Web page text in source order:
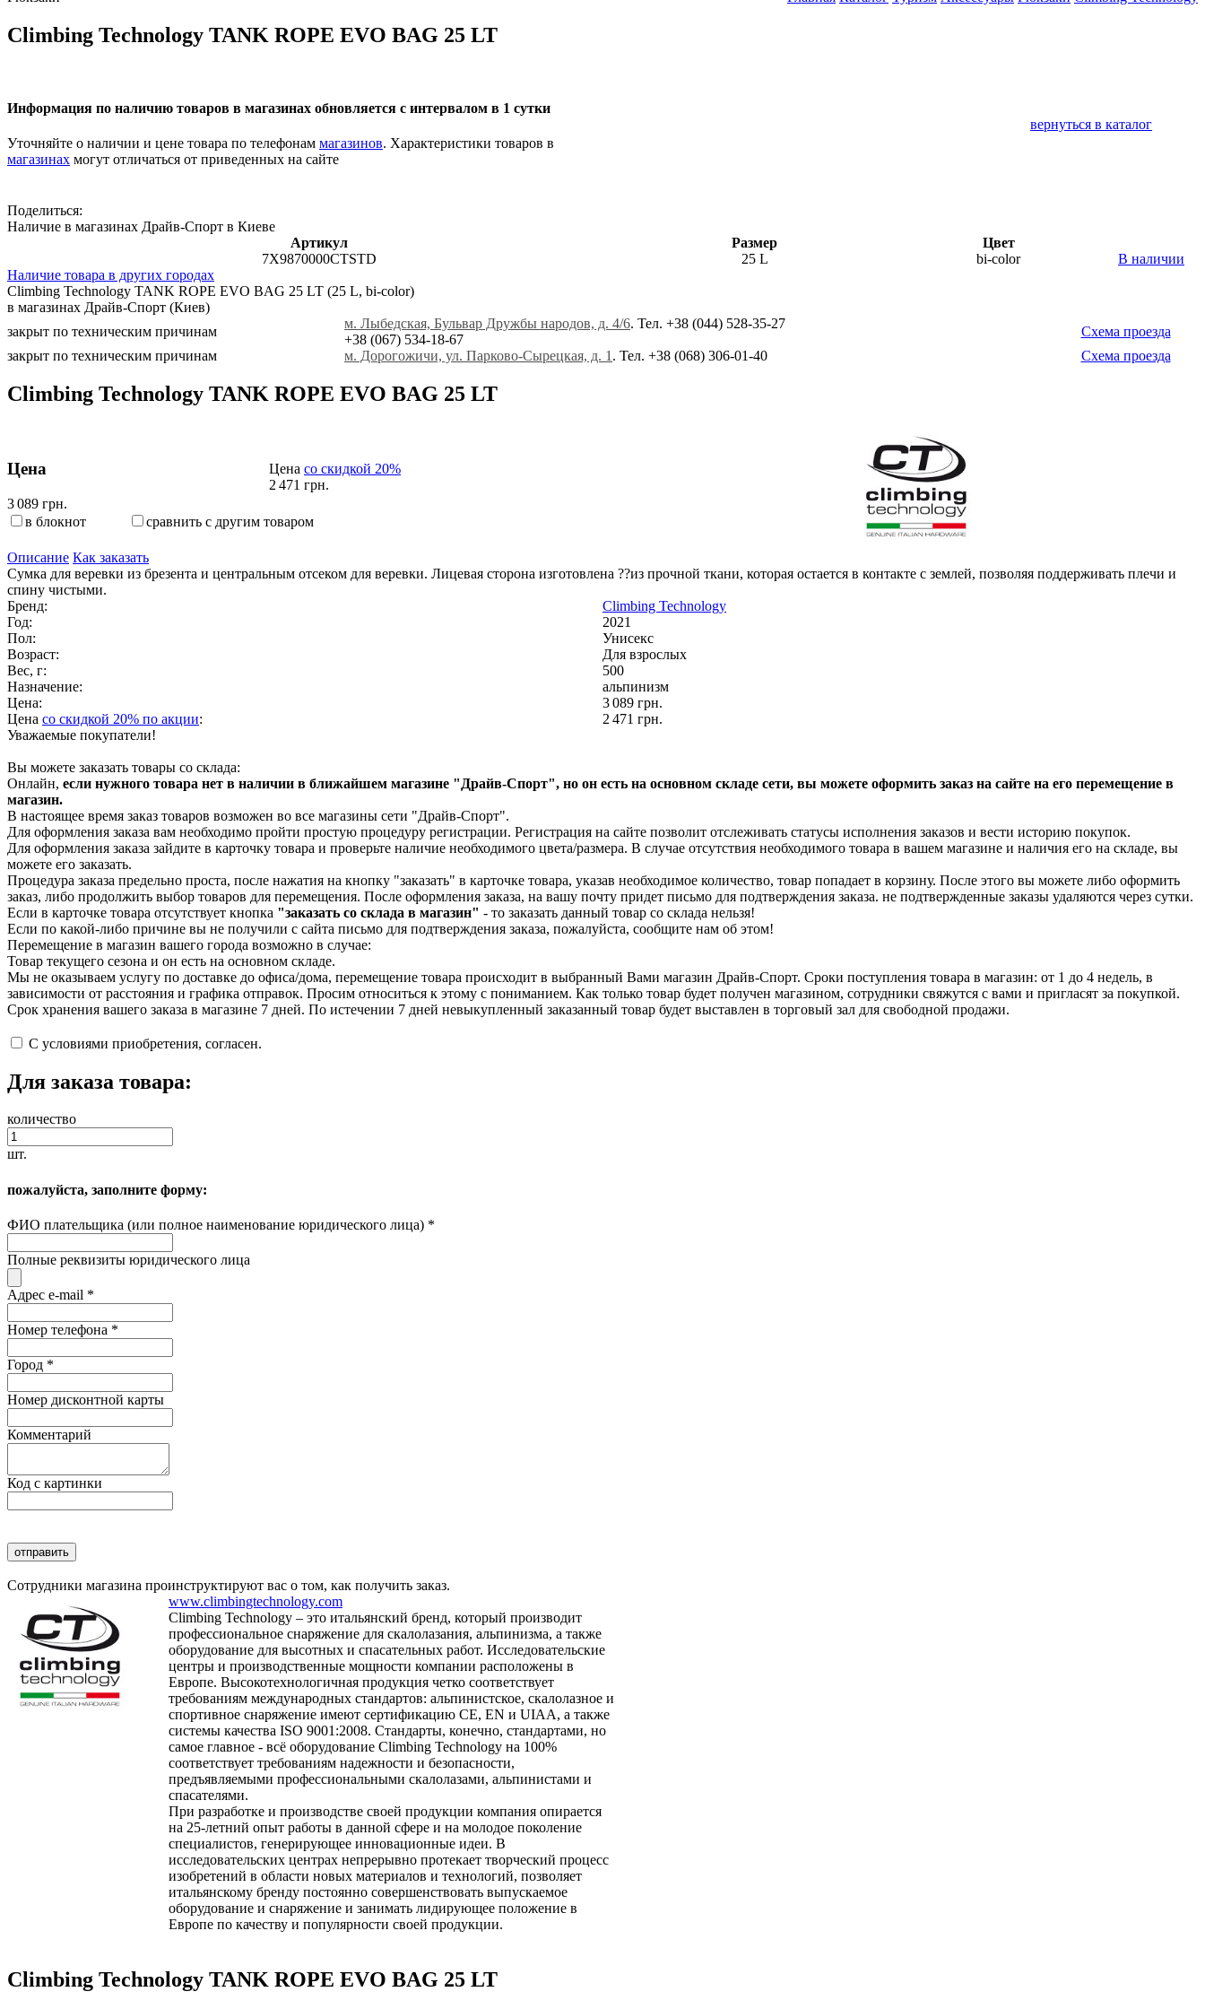
Climbing Technology TANK ROPE EVO BAG 25 LT
Информация по наличию товаров в магазинах обновляется с интервалом в 1 сутки
Уточняйте о наличии и цене товара по телефонам магазинов. Характеристики товаров в
магазинах могут отличаться от приведенных на сайте
вернуться в каталог
Поделиться:
Наличие в магазинах Драйв-Спорт в Киеве
Артикул
Размер
Цвет
7X9870000CTSTD
25 L bi-color
В наличии
Наличие товара в других городах
Climbing Technology TANK ROPE EVO BAG 25 LT (25 L, bi-color)
в магазинах Драйв-Спорт (Киев)
закрыт по техническим причинам
м. Лыбедская, Бульвар Дружбы народов, д. 4/6. Тел. +38 (044) 528-35-27
+38 (067) 534-18-67
Схема проезда
закрыт по техническим причинам
м. Дорогожичи, ул. Парково-Сырецкая, д. 1 . Тел. +38 (068) 306-01-40 Схема проезда
Climbing Technology TANK ROPE EVO BAG 25 LT
Цена
3 089 грн.
Цена со скидкой 20%
2 471 грн.
в блокнот сравнить с другим товаром
Описание Как заказать
Сумка для веревки из брезента и центральным отсеком для веревки. Лицевая сторона изготовлена ??из прочной ткани, которая остается в контакте с землей, позволяя поддерживать плечи и
спину чистыми.
Бренд:
Climbing Technology
Год:
2021
Пол:
Унисекс
Возраст:
Для взрослых
Вес, г:
500
Назначение:
альпинизм
Цена:
3 089 грн.
Цена со скидкой 20% по акции:
2 471 грн.
Уважаемые покупатели!
Вы можете заказать товары со склада:
Онлайн, если нужного товара нет в наличии в ближайшем магазине "Драйв-Спорт", но он есть на основном складе сети, вы можете оформить заказ на сайте на его перемещение в
магазин.
В настоящее время заказ товаров возможен во все магазины сети "Драйв-Спорт".
Для оформления заказа вам необходимо пройти простую процедуру регистрации. Регистрация на сайте позволит отслеживать статусы исполнения заказов и вести историю покупок.
Для оформления заказа зайдите в карточку товара и проверьте наличие необходимого цвета/размера. В случае отсутствия необходимого товара в вашем магазине и наличия его на складе, вы
можете его заказать.
Процедура заказа предельно проста, после нажатия на кнопку "заказать" в карточке товара, указав необходимое количество, товар попадает в корзину. После этого вы можете либо оформить
заказ, либо продолжить выбор товаров для перемещения. После оформления заказа, на вашу почту придет письмо для подтверждения заказа. не подтвержденные заказы удаляются через сутки.
Если в карточке товара отсутствует кнопка "заказать со склада в магазин" - то заказать данный товар со склада нельзя!
Если по какой-либо причине вы не получили с сайта письмо для подтверждения заказа, пожалуйста, сообщите нам об этом!
Перемещение в магазин вашего города возможно в случае:
Товар текущего сезона и он есть на основном складе.
Мы не оказываем услугу по доставке до офиса/дома, перемещение товара происходит в выбранный Вами магазин Драйв-Спорт. Сроки поступления товара в магазин: от 1 до 4 недель, в
зависимости от расстояния и графика отправок. Просим относиться к этому с пониманием. Как только товар будет получен магазином, сотрудники свяжутся с вами и пригласят за покупкой.
Срок хранения вашего заказа в магазине 7 дней. По истечении 7 дней невыкупленный заказанный товар будет выставлен в торговый зал для свободной продажи.
С условиями приобретения, согласен.
Для заказа товара:
количество
шт.
пожалуйста, заполните форму:
ФИО плательщика (или полное наименование юридического лица) *
Полные реквизиты юридического лица
Адрес e-mail *
Номер телефона *
Город *
Номер дисконтной карты
Комментарий
Код с картинки
Сотрудники магазина проинструктируют вас о том, как получить заказ.
www.climbingtechnology.com
Climbing Technology – это итальянский бренд, который производит
профессиональное снаряжение для скалолазания, альпинизма, а также
оборудование для высотных и спасательных работ. Исследовательские
центры и производственные мощности компании расположены в
Европе. Высокотехнологичная продукция четко соответствует
требованиям международных стандартов: альпинистское, скалолазное и
спортивное снаряжение имеют сертификацию СЕ, EN и UIAA, а также
системы качества ISO 9001:2008. Стандарты, конечно, стандартами, но
самое главное - всё оборудование Climbing Technology на 100%
соответствует требованиям надежности и безопасности,
предъявляемыми профессиональными скалолазами, альпинистами и
спасателями.
При разработке и производстве своей продукции компания опирается
на 25-летний опыт работы в данной сфере и на молодое поколение
специалистов, генерирующее инновационные идеи. В
исследовательских центрах непрерывно протекает творческий процесс
изобретений в области новых материалов и технологий, позволяет
итальянскому бренду постоянно совершенствовать выпускаемое
оборудование и снаряжение и занимать лидирующее положение в
Европе по качеству и популярности своей продукции.
Climbing Technology TANK ROPE EVO BAG 25 LT